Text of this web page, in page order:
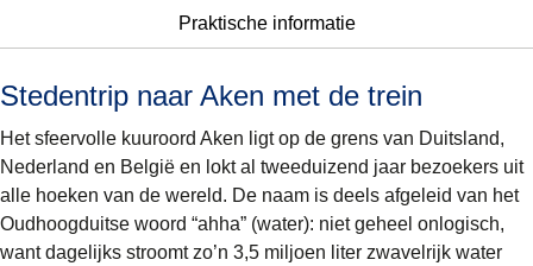
Praktische informatie
Stedentrip naar Aken met de trein
Het sfeervolle kuuroord Aken ligt op de grens van Duitsland,
Nederland en België en lokt al tweeduizend jaar bezoekers uit
alle hoeken van de wereld. De naam is deels afgeleid van het
Oudhoogduitse woord “ahha” (water): niet geheel onlogisch,
want dagelijks stroomt zo’n 3,5 miljoen liter zwavelrijk water